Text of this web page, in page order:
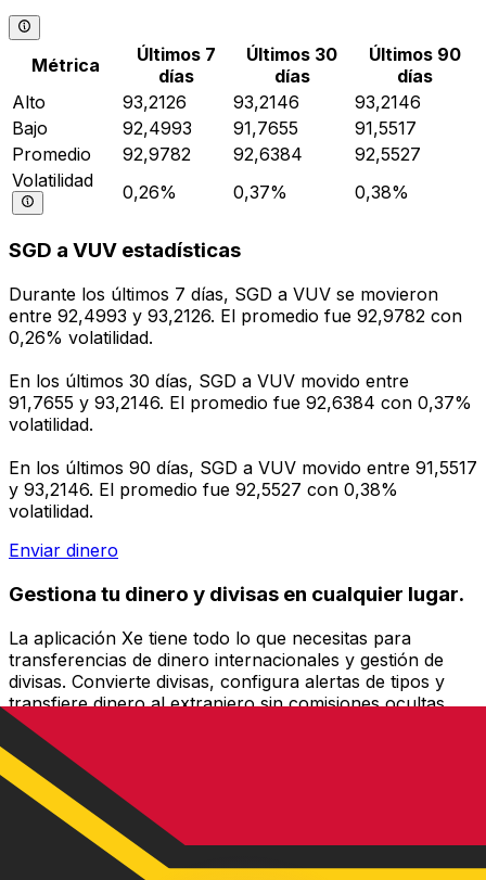
Métrica
Últimos 7
días
Últimos 30
días
Últimos 90
días
Alto
93,2126 93,2146
93,2146
Bajo
92,4993 91,7655
91,5517
Promedio
92,9782 92,6384
92,5527
Volatilidad
0,26% 0,37% 0,38%
SGD a VUV estadísticas
Durante los últimos 7 días, SGD a VUV se movieron
entre 92,4993 y 93,2126. El promedio fue 92,9782 con
0,26% volatilidad.
En los últimos 30 días, SGD a VUV movido entre
91,7655 y 93,2146. El promedio fue 92,6384 con 0,37%
volatilidad.
En los últimos 90 días, SGD a VUV movido entre 91,5517
y 93,2146. El promedio fue 92,5527 con 0,38%
volatilidad.
Enviar dinero
Gestiona tu dinero y divisas en cualquier lugar.
La aplicación Xe tiene todo lo que necesitas para
transferencias de dinero internacionales y gestión de
divisas. Convierte divisas, configura alertas de tipos y
transfiere dinero al extranjero sin comisiones ocultas.
¡Descarga hoy!